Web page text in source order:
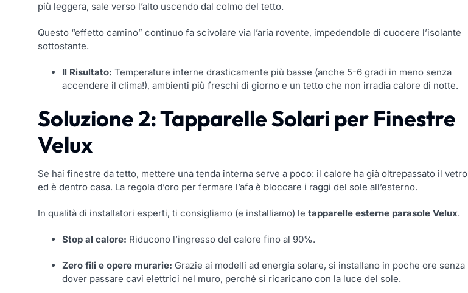
più leggera, sale verso l’alto uscendo dal colmo del tetto.
Questo “effetto camino” continuo fa scivolare via l’aria rovente, impedendole di cuocere l’isolante
sottostante.
Il Risultato: Temperature interne drasticamente più basse (anche 5-6 gradi in meno senza
accendere il clima!), ambienti più freschi di giorno e un tetto che non irradia calore di notte.
Soluzione 2: Tapparelle Solari per Finestre
Velux
Se hai finestre da tetto, mettere una tenda interna serve a poco: il calore ha già oltrepassato il vetro
ed è dentro casa. La regola d’oro per fermare l’afa è bloccare i raggi del sole all’esterno.
In qualità di installatori esperti, ti consigliamo (e installiamo) le tapparelle esterne parasole Velux.
Stop al calore: Riducono l’ingresso del calore fino al 90%.
Zero fili e opere murarie: Grazie ai modelli ad energia solare, si installano in poche ore senza
dover passare cavi elettrici nel muro, perché si ricaricano con la luce del sole.